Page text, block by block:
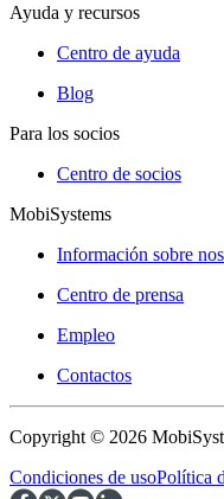
Ayuda y recursos
Centro de ayuda
Blog
Para los socios
Centro de socios
MobiSystems
Información sobre
Centro de prensa
Empleo
Contactos
Copyright © 2026
Condiciones de usoPolítica